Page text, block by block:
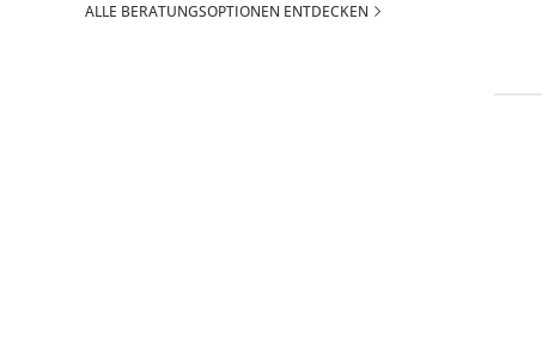
ALLE BERATUNGSOPTIONEN ENTDECKEN